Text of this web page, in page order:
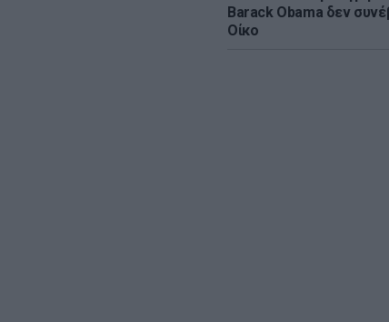
Barack Obama δεν
Οίκο